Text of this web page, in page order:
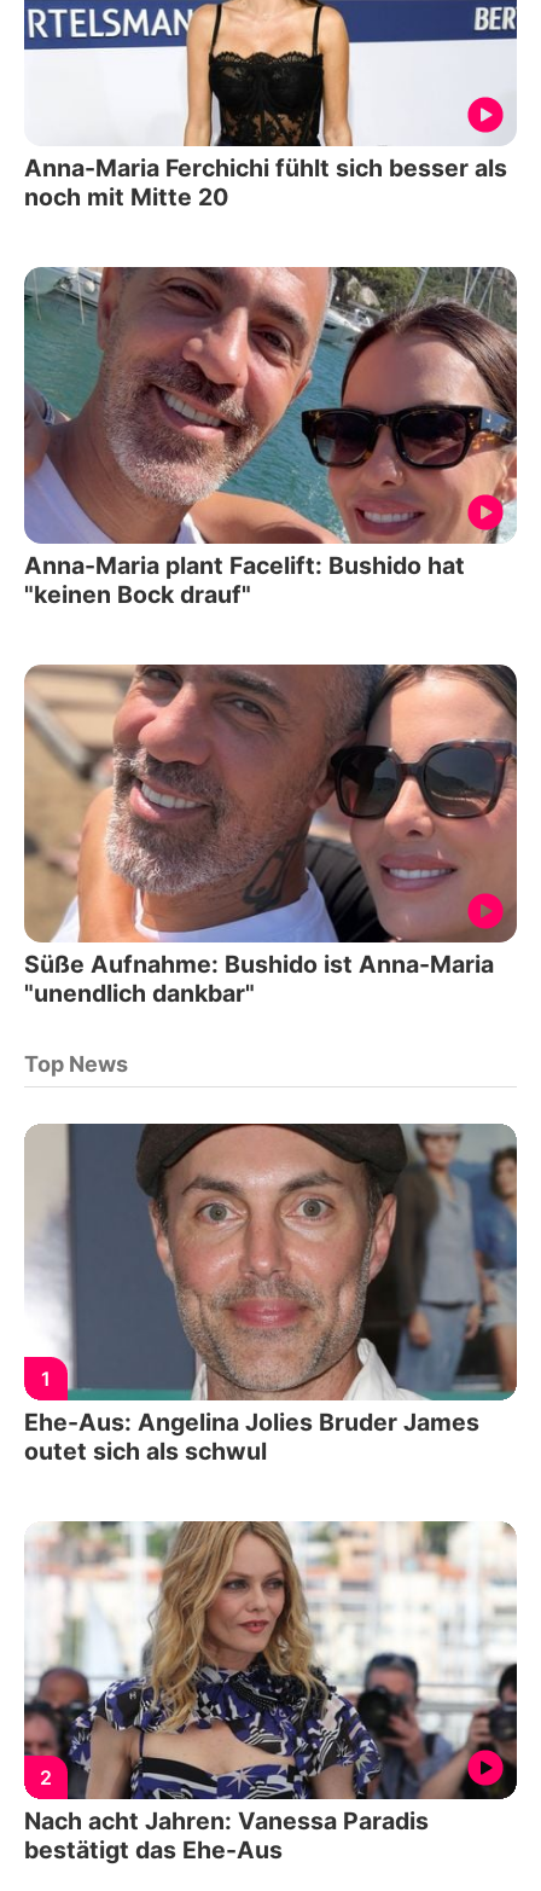
Anna-Maria Ferchichi fühlt sich besser als
noch mit Mitte 20
Anna-Maria plant Facelift: Bushido hat
"keinen Bock drauf"
Süße Aufnahme: Bushido ist Anna-Maria
"unendlich dankbar"
Top News
1
Ehe-Aus: Angelina Jolies Bruder James
outet sich als schwul
2
Nach acht Jahren: Vanessa Paradis
bestätigt das Ehe-Aus